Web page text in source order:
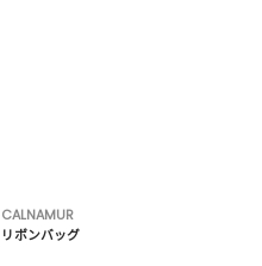
CALNAMUR
リボンバッグ